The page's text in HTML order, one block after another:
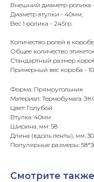
Внешний диаметр ролика
Диаметр втулки - 40мм;
Вес 1 ролика - 245гр.
Количество ролей в
Общее количество
Стандартный размер
Примерный вес короба -
Форма: Прямоугольник
Материал: Термобумага
Цвет: Голубой
Втулка: 40мм
Ширина, мм: 58
Длина (вдоль ленты), мм: 30
Популярные размеры:
Смотрите также